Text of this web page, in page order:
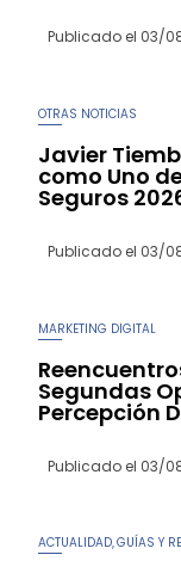
Publicado el 03/
OTRAS NOTICIAS
Javier
como Uno
Seguros
Publicado el 03/
MARKETING DIGITAL
Segundas
Percepción
Publicado el 03/
ACTUALIDAD,GUÍAS Y